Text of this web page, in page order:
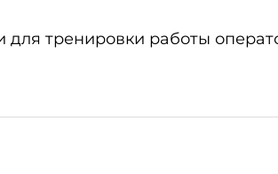
тренировки работы